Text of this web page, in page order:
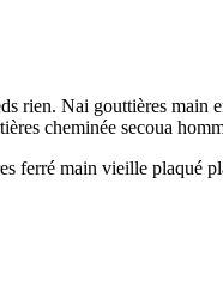
rien. Nai gouttières main
cheminée secoua
ferré main vieille plaqué